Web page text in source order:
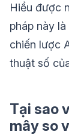
Hiểu được
pháp này
chiến lược
thuật số
Tại sao
mây so